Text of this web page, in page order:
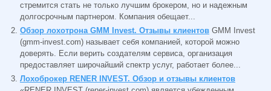
стремится стать не только лучшим брокером, но и надежным
долгосрочным партнером. Компания обещает...
Обзор лохотрона GMM Invest. Отзывы клиентов GMM Invest
(gmm-invest.com) называет себя компанией, которой можно
доверять. Если верить создателям сервиса, организация
предоставляет широчайший спектр услуг, работает более...
Лохоброкер RENER INVEST. Обзор и отзывы клиентов